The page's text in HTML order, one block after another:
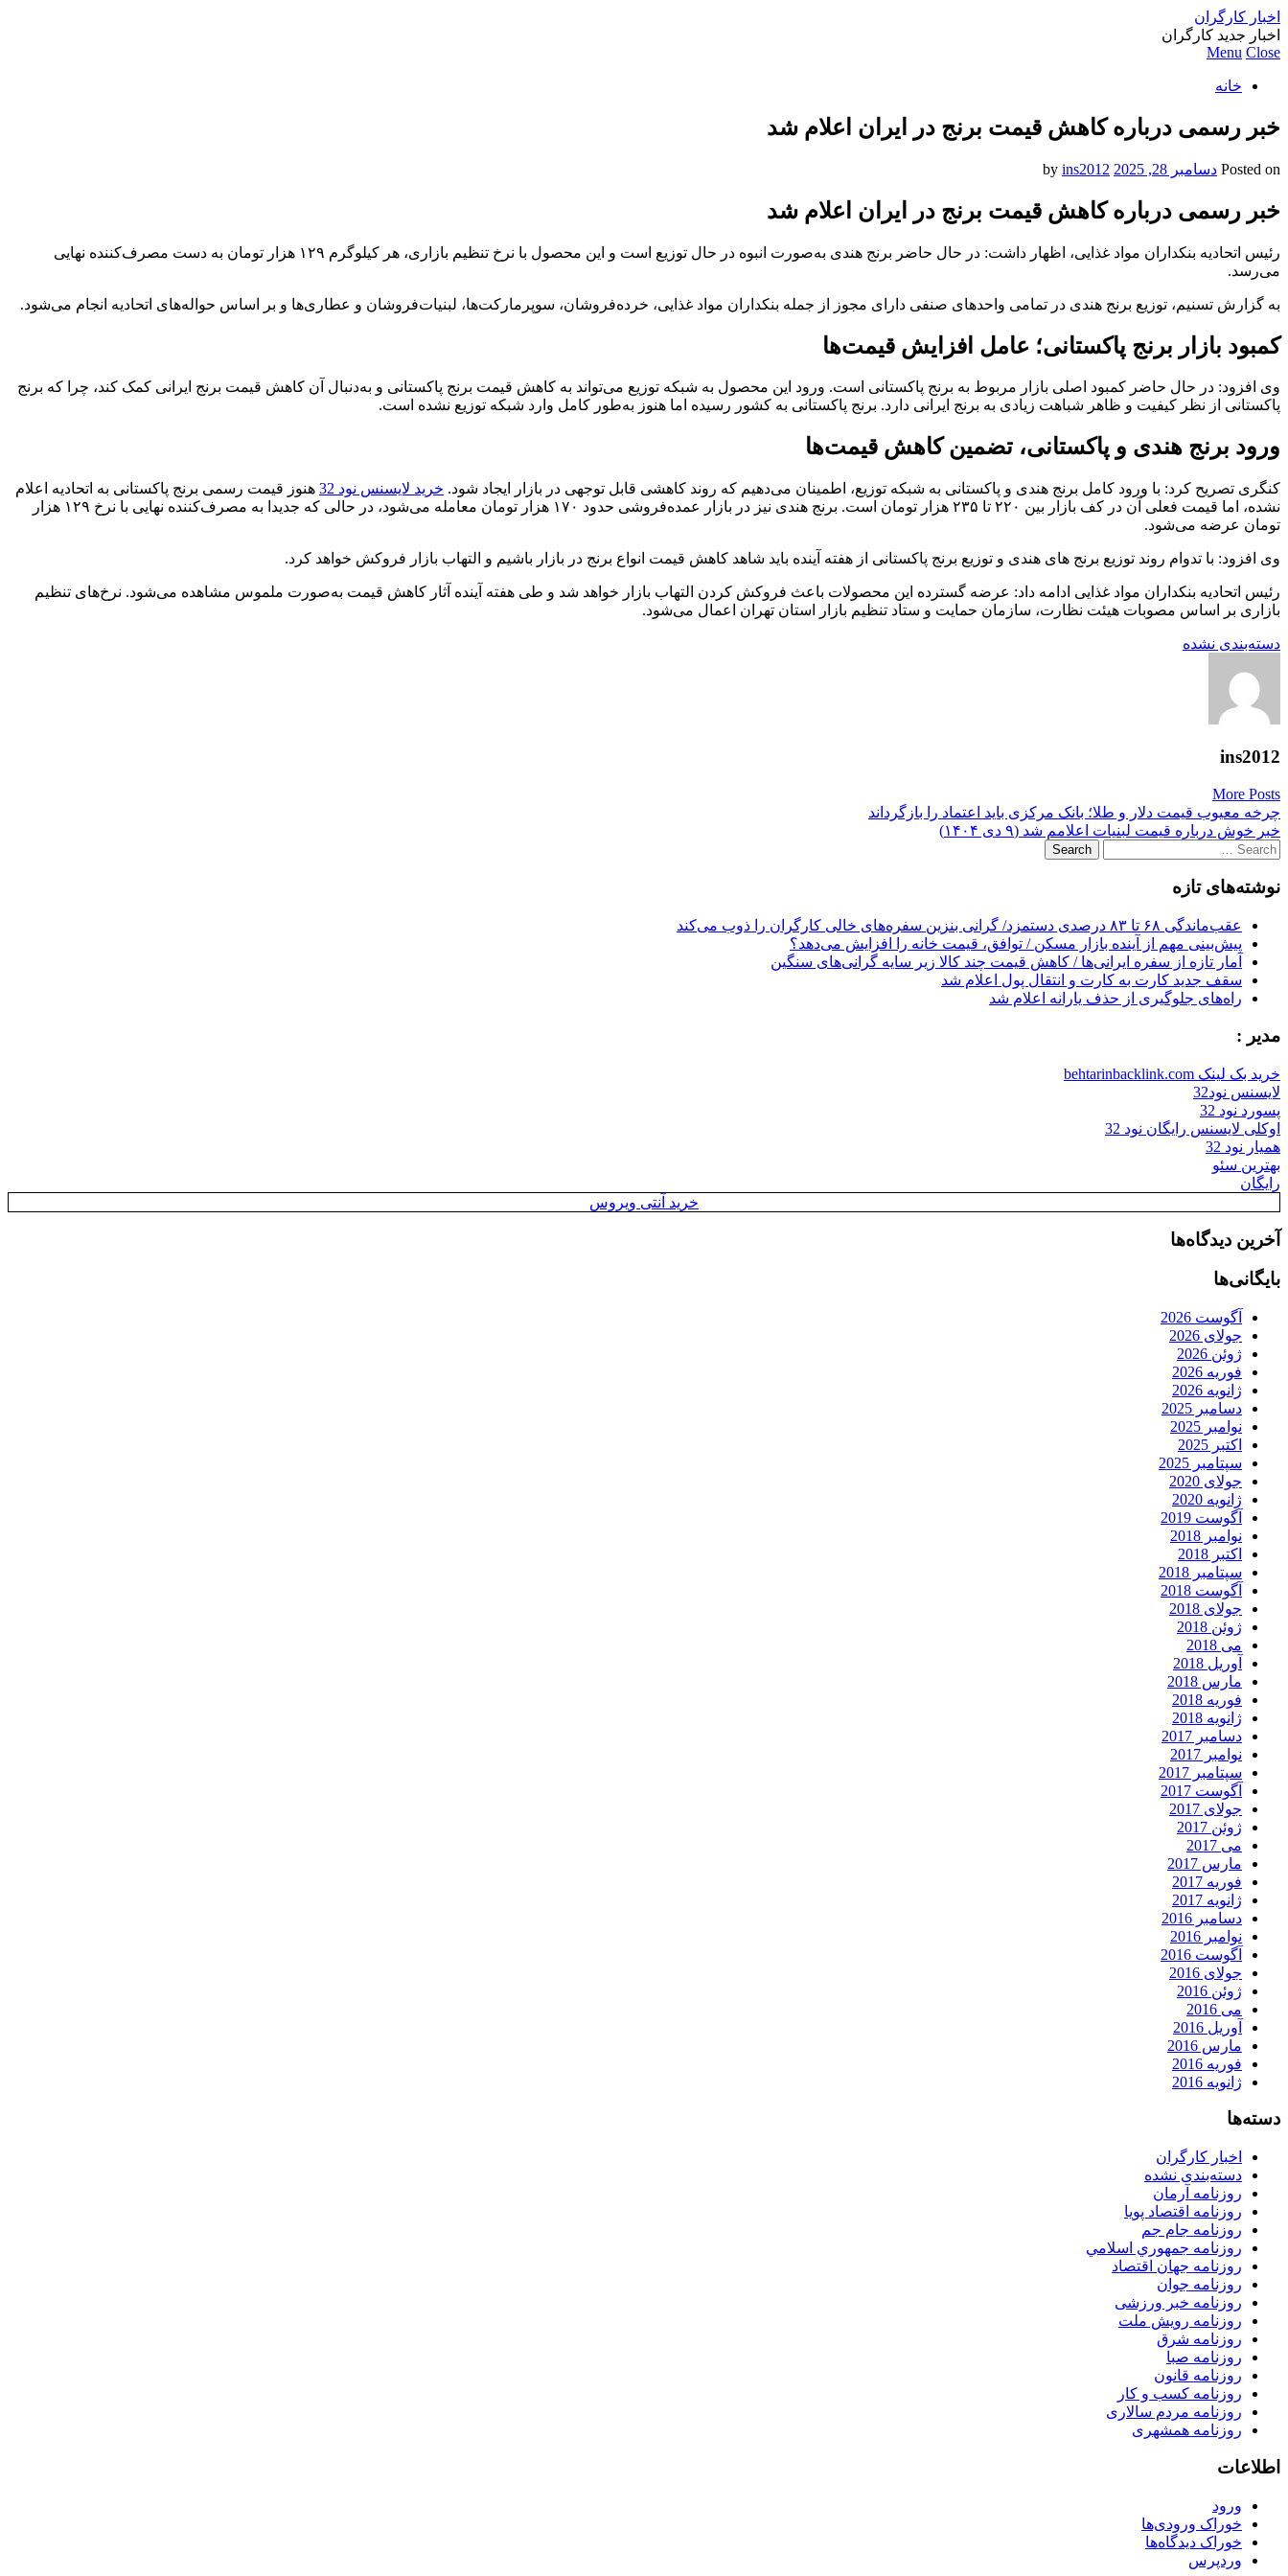
اخبار کارگران
اخبار جدید کارگران
Menu Close
خانه
خبر رسمی درباره کاهش قیمت برنج در ایران اعلام شد
Posted on دسامبر 28, 2025 ins2012
خبر رسمی درباره کاهش قیمت برنج در ایران اعلام شد
رئیس اتحادیه بنکداران مواد غذایی، اظهار داشت: در حال حاضر برنج هندی به‌صورت انبوه در حال توزیع است و این محصول با نرخ تنظیم بازاری، هر کیلوگرم ۱۲۹ هزار تومان به دست مصرف‌کننده نهایی
می‌رسد.
به گزارش تسنیم، توزیع برنج هندی در تمامی واحدهای صنفی دارای مجوز از جمله بنکداران مواد غذایی، خرده‌فروشان، سوپرمارکت‌ها، لبنیات‌فروشان و عطاری‌ها و بر اساس حواله‌های اتحادیه انجام می‌شود.
کمبود بازار برنج پاکستانی؛ عامل افزایش قیمت‌ها
وی افزود: در حال حاضر کمبود اصلی بازار مربوط به برنج پاکستانی است. ورود این محصول به شبکه توزیع می‌تواند به کاهش قیمت برنج پاکستانی و به‌دنبال آن کاهش قیمت برنج ایرانی کمک کند، چرا که برنج
پاکستانی از نظر کیفیت و ظاهر شباهت زیادی به برنج ایرانی دارد. برنج پاکستانی به کشور رسیده اما هنوز به‌طور کامل وارد شبکه توزیع نشده است.
ورود برنج هندی و پاکستانی، تضمین کاهش قیمت‌ها
کنگری تصریح کرد: با ورود کامل برنج هندی و پاکستانی به شبکه توزیع، اطمینان می‌دهیم که روند کاهشی قابل توجهی در بازار ایجاد شود. خرید لایسنس نود 32
هنوز قیمت رسمی برنج پاکستانی به اتحادیه اعلام
نشده، اما قیمت فعلی آن در کف بازار بین ۲۲۰ تا ۲۳۵ هزار تومان است. برنج هندی نیز در بازار عمده‌فروشی حدود ۱۷۰ هزار تومان معامله می‌شود، در حالی که جدیدا به مصرف‌کننده نهایی با نرخ ۱۲۹ هزار
تومان عرضه می‌شود.
وی افزود: با تدوام روند توزیع برنج های هندی و توزیع برنج پاکستانی از هفته آینده باید شاهد کاهش قیمت انواع برنج در بازار باشیم و التهاب بازار فروکش خواهد کرد.
رئیس اتحادیه بنکداران مواد غذایی ادامه داد: عرضه گسترده این محصولات باعث فروکش کردن التهاب بازار خواهد شد و طی هفته آینده آثار کاهش قیمت به‌صورت ملموس مشاهده می‌شود. نرخ‌های تنظیم
بازاری بر اساس مصوبات هیئت نظارت، سازمان حمایت و ستاد تنظیم بازار استان تهران اعمال می‌شود.
دسته‌بندی نشده
ins2012
More Posts
Post
navigation
چرخه معیوب قیمت دلار و طلا؛ بانک مرکزی باید اعتماد را بازگرداند
خبر خوش درباره قیمت لبنیات اعلامم شد (۹ دی ۱۴۰۴)
Search
for:
نوشته‌های تازه
عقب‌ماندگی ۶۸ تا ۸۳ درصدی دستمزد/ گرانی بنزین سفره‌های خالی کارگران را ذوب می‌کند
پیش‌بینی مهم از آینده بازار مسکن / توافق، قیمت خانه را افزایش می‌دهد؟
آمار تازه از سفره ایرانی‌ها / کاهش قیمت چند کالا زیر سایه گرانی‌های سنگین
سقف جدید کارت به کارت و انتقال پول اعلام شد
راه‌های جلوگیری از حذف یارانه اعلام شد
مدیر :
خرید بک لینک behtarinbacklink.com
لایسنس نود32
پسورد نود 32
اوکلی لایسنس رایگان نود 32
همیار نود 32
بهترین سئو
رایگان
خرید آنتی ویروس
آخرین دیدگاه‌ها
بایگانی‌ها
آگوست 2026
جولای 2026
ژوئن 2026
فوریه 2026
ژانویه 2026
دسامبر 2025
نوامبر 2025
اکتبر 2025
سپتامبر 2025
جولای 2020
ژانویه 2020
آگوست 2019
نوامبر 2018
اکتبر 2018
سپتامبر 2018
آگوست 2018
جولای 2018
ژوئن 2018
می 2018
آوریل 2018
مارس 2018
فوریه 2018
ژانویه 2018
دسامبر 2017
نوامبر 2017
سپتامبر 2017
آگوست 2017
جولای 2017
ژوئن 2017
می 2017
مارس 2017
فوریه 2017
ژانویه 2017
دسامبر 2016
نوامبر 2016
آگوست 2016
جولای 2016
ژوئن 2016
می 2016
آوریل 2016
مارس 2016
فوریه 2016
ژانویه 2016
دسته‌ها
اخبار کارگران
دسته‌بندی نشده
روزنامه آرمان
روزنامه اقتصاد پویا
روزنامه جام جم
روزنامه جمهوري اسلامي
روزنامه جهان اقتصاد
روزنامه جوان
روزنامه خبر ورزشى
روزنامه رویش ملت
روزنامه شرق
روزنامه صبا
روزنامه قانون
روزنامه كسب و كار
روزنامه مردم سالاری
روزنامه همشهری
اطلاعات
ورود
خوراک ورودی‌ها
خوراک دیدگاه‌ها
وردپرس